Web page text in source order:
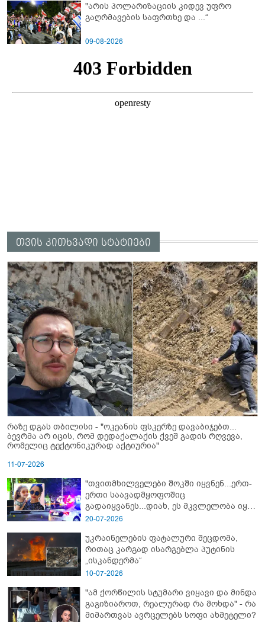
"არის პოლარიზაციის კიდევ უფრო
გაღრმავების საფრთხე და ...“
09-08-2026
თვის კითხვადი სტატიები
რაზე დგას თბილისი - "ოკეანის ფსკერზე დავაბიჯებთ...
ბევრმა არ იცის, რომ დედაქალაქის ქვეშ გადის რღვევა,
რომელიც ტექტონიკურად აქტიურია"
11-07-2026
"თვითმხილველები შოკში იყვნენ...ერთ-
ერთი საავადმყოფოშიც
გადაიყვანეს...დიახ, ეს მკვლელობა იყო"
- გორში დატრიალებული ტრაგედიის
20-07-2026
უკრაინელების ფატალური შეცდომა,
რითაც კარგად ისარგებლა პუტინის
„ისკანდერმა“
10-07-2026
"ამ ქორწილის სტუმარი ვიყავი და მინდა
გაგიზიაროთ, რეალურად რა მოხდა" - რა
მიმართვას ავრცელებს სოფი ახმეტელი?